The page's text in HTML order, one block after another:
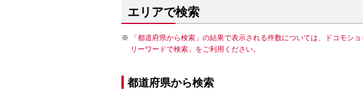
エリアで検索
「都道府県から検索」の結果で表示される件数については、ドコモシ
リーワードで検索」をご利用ください。
都道府県から検索